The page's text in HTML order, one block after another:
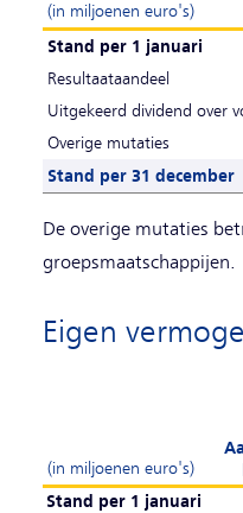
(in miljoenen euro's)
Stand per 1 januari
Resultaataandeel
Uitgekeerd dividend over
Overige mutaties
Stand per 31 december
De overige mutaties
groepsmaatschappijen.
Eigen
(in miljoenen euro's)
Stand per 1 januari